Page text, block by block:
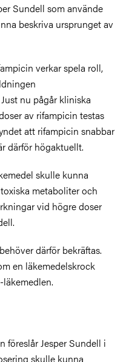
Sundell som använde
beskriva ursprunget av
verkar spela roll,
nu pågår kliniska
av rifampicin testas
att rifampicin snabbar
därför högaktuellt.
skulle kunna
metaboliter och
vid högre doser
därför bekräftas.
en läkemedelskrock
föreslår Jesper Sundell i
skulle kunna